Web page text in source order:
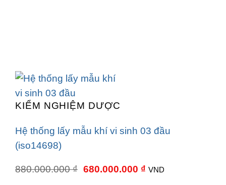
KIỂM NGHIỆM DƯỢC
Hệ thống lấy mẫu khí vi sinh 03 đầu
(iso14698)
880.000.000₫ Giá
680.000.000 ₫Giá
VND